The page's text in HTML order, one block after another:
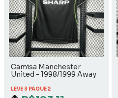
Camisa Manchester
United - 1998/1999 Away
LEVE 3 PAGUE 2